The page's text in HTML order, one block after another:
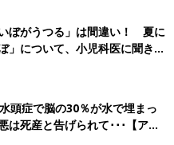
。
水をあげすぎて枯れることは
て枯れることがほとんどで
が早くなります。また、春〜
で、こまめに確認しましょ
ぼがうつる」は間違い！ 夏に
」について、小児科医に聞きま
頭症で脳の30％が水で埋まっ
は死産と告げられて･･･【アレ